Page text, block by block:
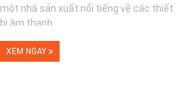
một nhà sản xuất nổi tiếng về các thiết
bị âm thanh.
XEM NGAY